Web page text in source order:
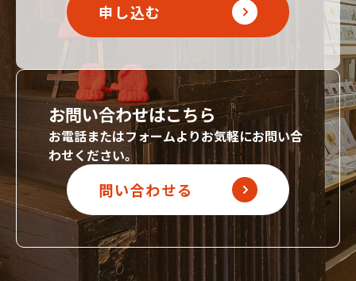
申し込む
お問い合わせはこちら
お電話またはフォームよりお気軽にお問い合
わせください。
問い合わせる